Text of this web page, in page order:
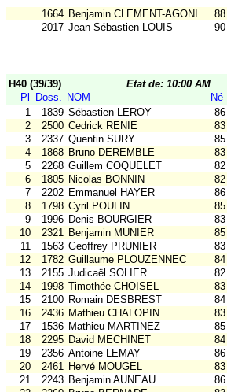
1664 Benjamin CLEMENT-AGONI 88
2017 Jean-Sébastien LOUIS 90
H40 (39/39)
Etat de: 10:00 AM
Pl
Doss. NOM Né
1
1839 Sébastien LEROY 86
2
2500 Cedrick RENIE 83
3
2337 Quentin SURY 85
4
1868 Bruno DEREMBLE 83
5
2268 Guillem COQUELET 82
6
1805 Nicolas BONNIN 82
7
2202 Emmanuel HAYER 86
8
1798 Cyril POULIN 85
9
1996 Denis BOURGIER 83
10
2321 Benjamin MUNIER 85
11
1563 Geoffrey PRUNIER 83
12
1782 Guillaume PLOUZENNEC 84
13
2155 Judicaël SOLIER 82
14
1998 Timothée CHOISEL 83
15
2100 Romain DESBREST 84
16
2436 Mathieu CHALOPIN 83
17
1536 Mathieu MARTINEZ 85
18
2295 David MECHINET 84
19
2356 Antoine LEMAY 86
20
2461 Hervé MOUGEL 83
21
2243 Benjamin AUNEAU 86